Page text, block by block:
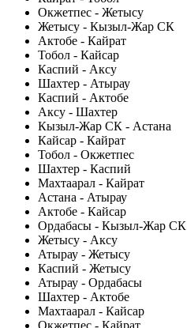
Окжетпес - Жетысу
Жетысу - Кызыл-Жар СК
Актобе - Кайрат
Тобол - Кайсар
Каспий - Аксу
Шахтер - Атырау
Каспий - Актобе
Аксу - Шахтер
Кызыл-Жар СК - Астана
Кайсар - Кайрат
Тобол - Окжетпес
Шахтер - Каспий
Махтаарал - Кайрат
Астана - Атырау
Актобе - Кайсар
Ордабасы - Кызыл-Жар СК
Жетысу - Аксу
Атырау - Жетысу
Каспий - Жетысу
Атырау - Ордабасы
Шахтер - Актобе
Махтаарал - Кайсар